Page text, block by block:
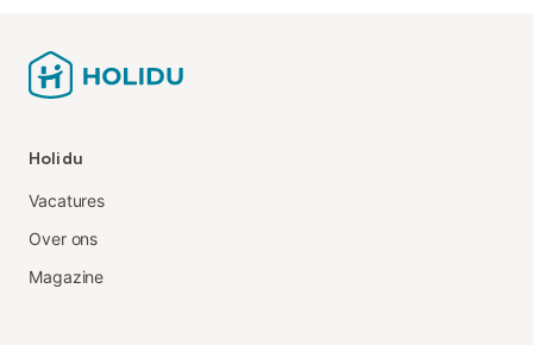
Holidu
Vacatures
Over ons
Magazine